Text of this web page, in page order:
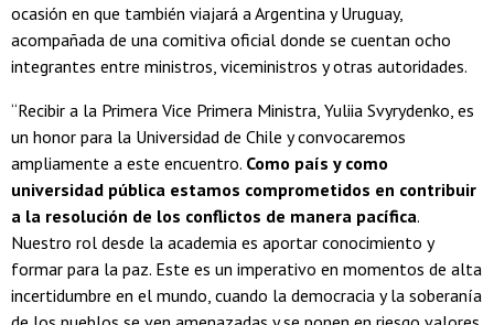
ocasión en que también viajará a Argentina y Uruguay,
acompañada de una comitiva oficial donde se cuentan ocho
integrantes entre ministros, viceministros y otras autoridades.
“Recibir a la Primera Vice Primera Ministra, Yuliia Svyrydenko, es
un honor para la Universidad de Chile y convocaremos
ampliamente a este encuentro. Como país y como
universidad pública estamos comprometidos en contribuir
a la resolución de los conflictos de manera pacífica.
Nuestro rol desde la academia es aportar conocimiento y
formar para la paz. Este es un imperativo en momentos de alta
incertidumbre en el mundo, cuando la democracia y la soberanía